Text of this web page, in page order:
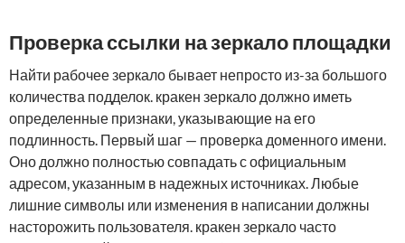
Проверка ссылки на зеркало площадки
Найти рабочее зеркало бывает непросто из-за большого
количества подделок. кракен зеркало должно иметь
определенные признаки, указывающие на его
подлинность. Первый шаг — проверка доменного имени.
Оно должно полностью совпадать с официальным
адресом, указанным в надежных источниках. Любые
лишние символы или изменения в написании должны
насторожить пользователя. кракен зеркало часто